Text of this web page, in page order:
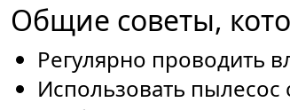
Общие советы,
Регулярно проводить
Использовать пылесос